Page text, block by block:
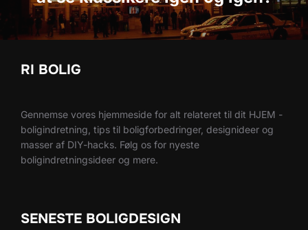
RI BOLIG
Gennemse vores hjemmeside for alt relateret til dit HJEM -
boligindretning, tips til boligforbedringer, designideer og
masser af DIY-hacks. Følg os for nyeste
boligindretningsideer og mere.
SENESTE BOLIGDESIGN